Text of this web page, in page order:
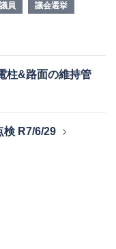
員 議会選挙
柱&路面の維持管
検 R7/6/29